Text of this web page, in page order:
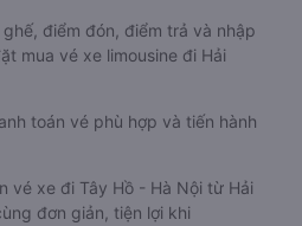
điểm đón, điểm trả và nhập
mua vé xe limousine đi Hải
toán vé phù hợp và tiến hành
vé xe đi Tây Hồ - Hà Nội từ Hải
đơn giản, tiện lợi khi